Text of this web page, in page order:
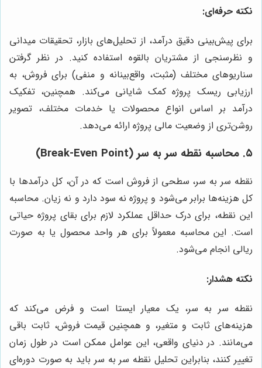
نکته حرفه‌ای:
برای پیش‌بینی دقیق درآمد، از تحلیل‌های بازار، تحقیقات میدانی
و نظرسنجی از مشتریان بالقوه استفاده کنید. در نظر گرفتن
سناریوهای مختلف (مثبت، واقع‌بینانه و منفی) برای فروش، به
ارزیابی ریسک پروژه کمک شایانی می‌کند. همچنین، تفکیک
درآمد بر اساس انواع محصولات یا خدمات مختلف، تصویر
روشن‌تری از وضعیت مالی پروژه ارائه می‌دهد.
۵. محاسبه نقطه سر به سر (Break-Even Point)
نقطه سر به سر، سطحی از فروش است که در آن، کل درآمدها با
کل هزینه‌ها برابر می‌شود و پروژه نه سود دارد و نه زیان. محاسبه
این نقطه، برای درک حداقل عملکرد لازم برای بقای پروژه حیاتی
است. این محاسبه معمولاً برای هر واحد محصول یا به صورت
ریالی انجام می‌شود.
نکته هشدار:
نقطه سر به سر، یک معیار ایستا است و فرض می‌کند که
هزینه‌های ثابت و متغیر، و همچنین قیمت فروش، ثابت باقی
می‌مانند. در دنیای واقعی، این عوامل ممکن است در طول زمان
تغییر کنند، بنابراین تحلیل نقطه سر به سر باید به صورت دوره‌ای